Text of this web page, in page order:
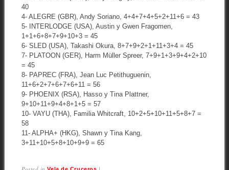
40
4- ALEGRE (GBR), Andy Soriano, 4+4+7+4+5+2+11+6 = 43
5- INTERLODGE (USA), Austin y Gwen Fragomen,
1+1+6+8+7+9+10+3 = 45
6- SLED (USA), Takashi Okura, 8+7+9+2+1+11+3+4 = 45
7- PLATOON (GER), Harm Müller Spreer, 7+9+1+3+9+4+2+10
= 45
8- PAPREC (FRA), Jean Luc Petithuguenin,
11+6+2+7+6+7+6+11 = 56
9- PHOENIX (RSA), Hasso y Tina Plattner,
9+10+11+9+4+8+1+5 = 57
10- VAYU (THA), Familia Whitcraft, 10+2+5+10+11+5+8+7 =
58
11- ALPHA+ (HKG), Shawn y Tina Kang,
3+11+10+5+8+10+9+9 = 65